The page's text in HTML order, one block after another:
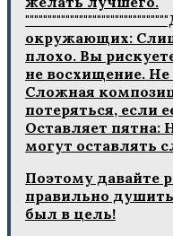
окружающих:
плохо. Вы
не восхищение.
Сложная
потеряться, если
Оставляет пятна:
могут оставлять
Поэтому давайте
правильно
был в цель!